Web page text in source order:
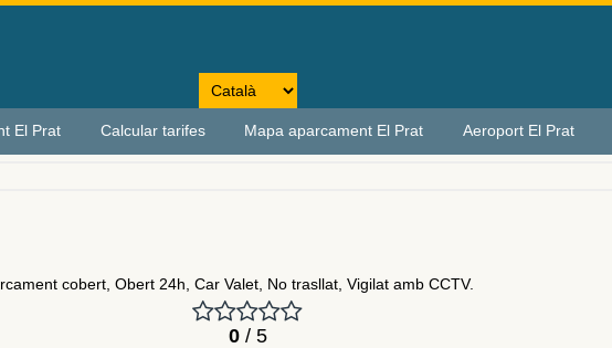
El Prat Calcular tarifes Mapa aparcament El Prat Aeroport El Prat
cobert, Obert 24h, Car Valet, No trasllat, Vigilat amb CCTV.
0/ 5